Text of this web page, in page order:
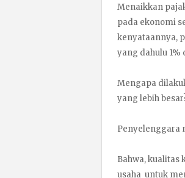
Menaikkan
pada ekonomi
kenyataannya,
yang dahulu
Mengapa
yang lebih
Penyelenggara
Bahwa, kualitas
usaha untuk